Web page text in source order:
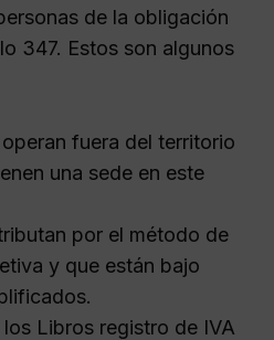
de la obligación
347. Estos son algunos
fuera del territorio
una sede en este
por el método de
y que están bajo
los Libros registro de IVA